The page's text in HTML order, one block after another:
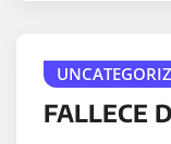
FALLECE